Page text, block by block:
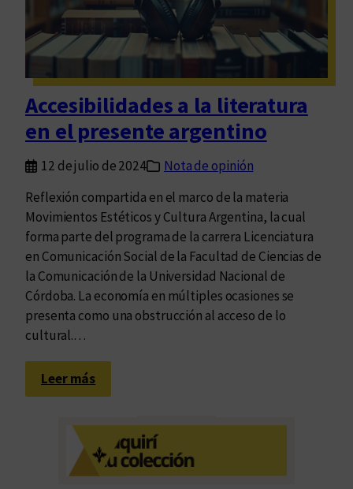
i
a
e
n
e
l
f
a
g
m
e
n
t
o
Accesibilidades a la literatura
en el presente argentino
12 de julio de 2024
Nota de opinión
Reflexión compartida en el marco de la materia
Movimientos Estéticos y Cultura Argentina, la cual
forma parte del programa de la carrera Licenciatura
en Comunicación Social de la Facultad de Ciencias de
la Comunicación de la Universidad Nacional de
Córdoba. La economía en múltiples ocasiones se
presenta como una obstrucción al acceso de lo
cultural.…
Leer más:
A
e
s